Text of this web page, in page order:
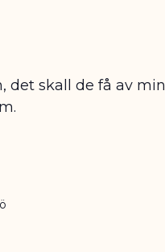
det skall de få av min